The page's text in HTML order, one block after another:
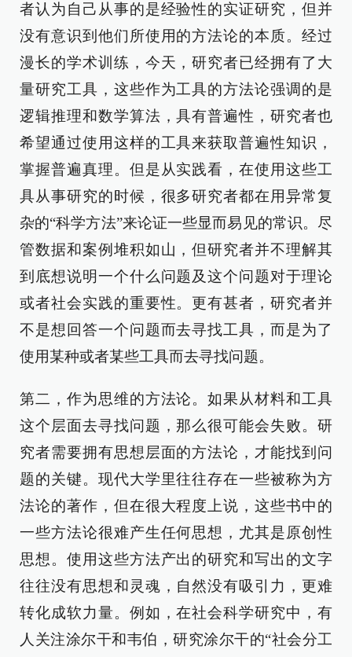
者认为自己从事的是经验性的实证研究，但并
没有意识到他们所使用的方法论的本质。经过
漫长的学术训练，今天，研究者已经拥有了大
量研究工具，这些作为工具的方法论强调的是
逻辑推理和数学算法，具有普遍性，研究者也
希望通过使用这样的工具来获取普遍性知识，
掌握普遍真理。但是从实践看，在使用这些工
具从事研究的时候，很多研究者都在用异常复
杂的“科学方法”来论证一些显而易见的常识。尽
管数据和案例堆积如山，但研究者并不理解其
到底想说明一个什么问题及这个问题对于理论
或者社会实践的重要性。更有甚者，研究者并
不是想回答一个问题而去寻找工具，而是为了
使用某种或者某些工具而去寻找问题。
第二，作为思维的方法论。如果从材料和工具
这个层面去寻找问题，那么很可能会失败。研
究者需要拥有思想层面的方法论，才能找到问
题的关键。现代大学里往往存在一些被称为方
法论的著作，但在很大程度上说，这些书中的
一些方法论很难产生任何思想，尤其是原创性
思想。使用这些方法产出的研究和写出的文字
往往没有思想和灵魂，自然没有吸引力，更难
转化成软力量。例如，在社会科学研究中，有
人关注涂尔干和韦伯，研究涂尔干的“社会分工